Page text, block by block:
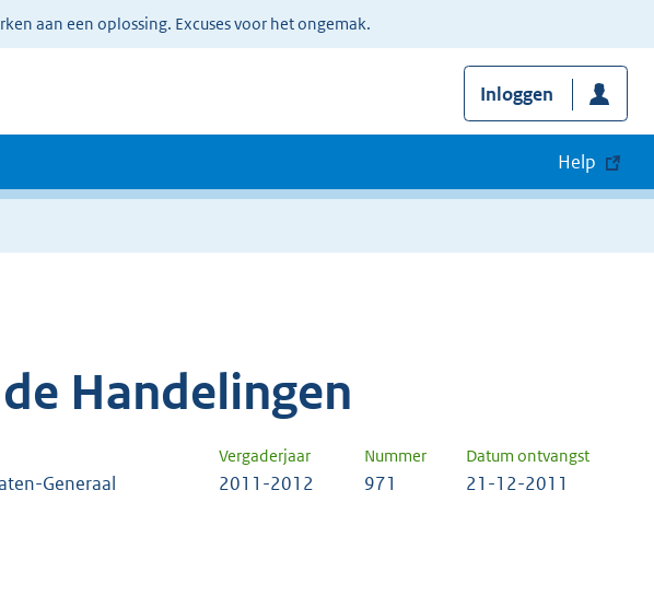
aan een oplossing. Excuses voor het ongemak.
Inloggen
Help
Handelingen
Vergaderjaar Nummer Datum ontvangst
Generaal 2011-2012 971 21-12-2011